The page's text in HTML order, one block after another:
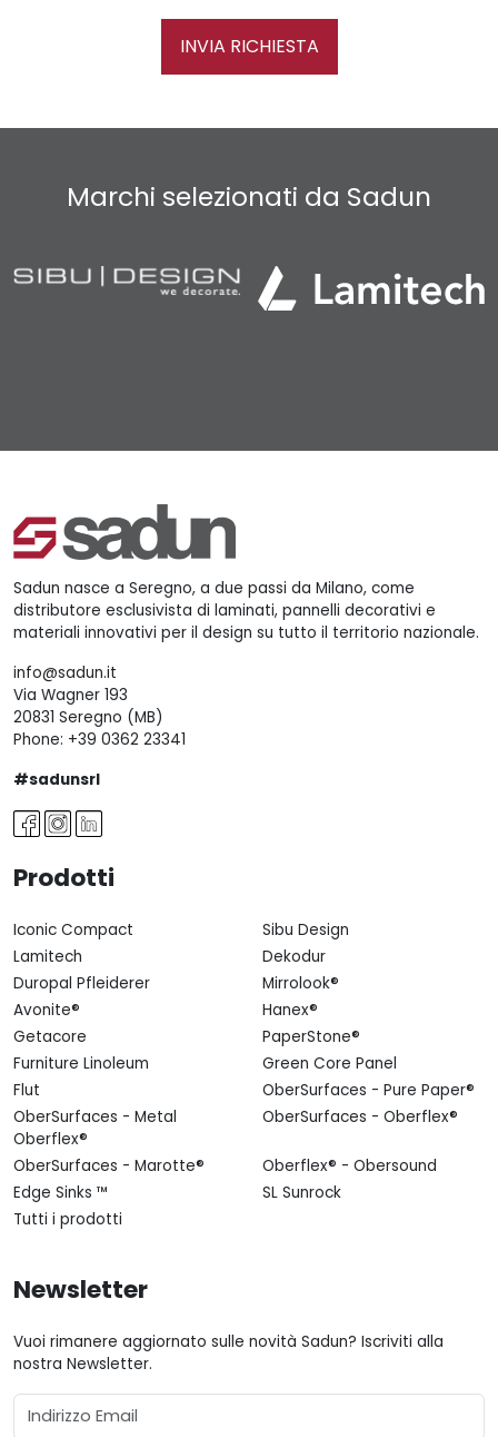
INVIA RICHIESTA
Marchi selezionati da Sadun
Sadun nasce a Seregno, a due passi da Milano, come
distributore esclusivista di laminati, pannelli decorativi e
materiali innovativi per il design su tutto il territorio nazionale.
info@sadun.it
Via Wagner 193
20831 Seregno (MB)
Phone: +39 0362 23341
#sadunsrl
Prodotti
Iconic Compact
Sibu Design
Lamitech
Dekodur
Duropal Pfleiderer
Mirrolook®
Avonite®
Hanex®
Getacore
PaperStone®
Furniture Linoleum
Green Core Panel
Flut
OberSurfaces - Pure Paper®
OberSurfaces - Metal
Oberflex®
OberSurfaces - Oberflex®
OberSurfaces - Marotte®
Oberflex® - Obersound
Edge Sinks ™
SL Sunrock
Tutti i prodotti
Newsletter
Vuoi rimanere aggiornato sulle novità Sadun? Iscriviti alla
nostra Newsletter.
Email